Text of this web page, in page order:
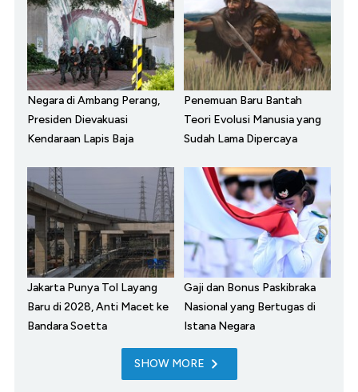
Negara di Ambang Perang,
Presiden Dievakuasi
Kendaraan Lapis Baja
Penemuan Baru Bantah
Teori Evolusi Manusia yang
Sudah Lama Dipercaya
Jakarta Punya Tol Layang
Baru di 2028, Anti Macet ke
Bandara Soetta
Gaji dan Bonus Paskibraka
Nasional yang Bertugas di
Istana Negara
SHOW MORE